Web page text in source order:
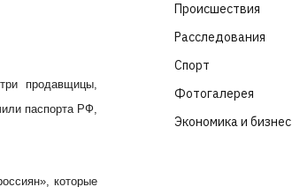
продавщицы,
паспорта РФ,
которые
Происшествия
Расследования
Спорт
Фотогалерея
Экономика и бизнес